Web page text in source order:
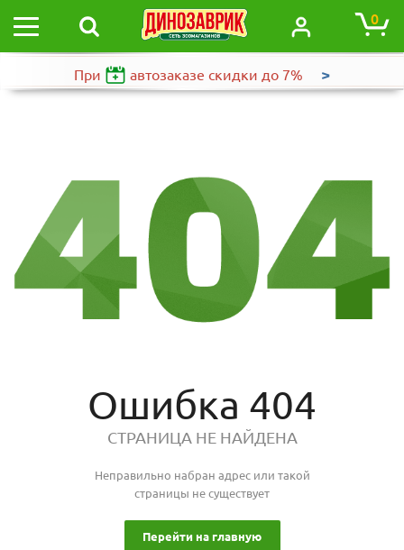
0
При автозаказе скидки до 7% >
Ошибка 404
СТРАНИЦА НЕ НАЙДЕНА
Неправильно набран адрес или такой
страницы не существует
Перейти на главную